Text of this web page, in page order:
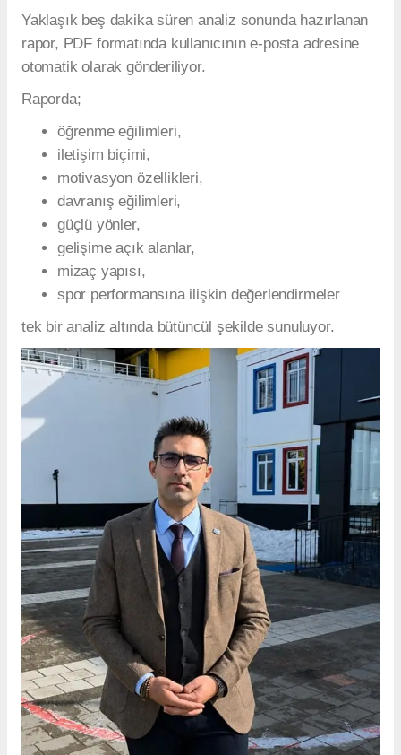
Yaklaşık beş dakika süren analiz sonunda hazırlanan
rapor, PDF formatında kullanıcının e-posta adresine
otomatik olarak gönderiliyor.
Raporda;
öğrenme eğilimleri,
iletişim biçimi,
motivasyon özellikleri,
davranış eğilimleri,
güçlü yönler,
gelişime açık alanlar,
mizaç yapısı,
spor performansına ilişkin değerlendirmeler
tek bir analiz altında bütüncül şekilde sunuluyor.